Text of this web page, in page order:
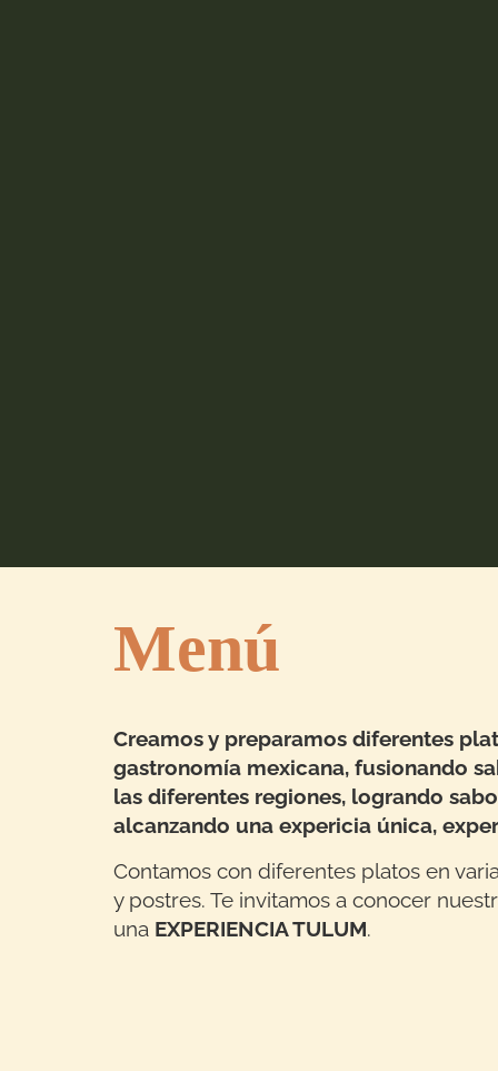
Menú
Creamos y preparamos diferentes
gastronomía mexicana, fusionando
las diferentes regiones, logrando
alcanzando una expericia única,
Contamos con diferentes platos en
y postres. Te invitamos a conocer
una EXPERIENCIA TULUM.